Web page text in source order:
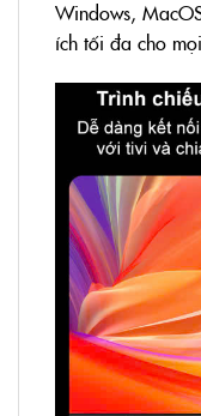
Windows,
ích tối đa cho